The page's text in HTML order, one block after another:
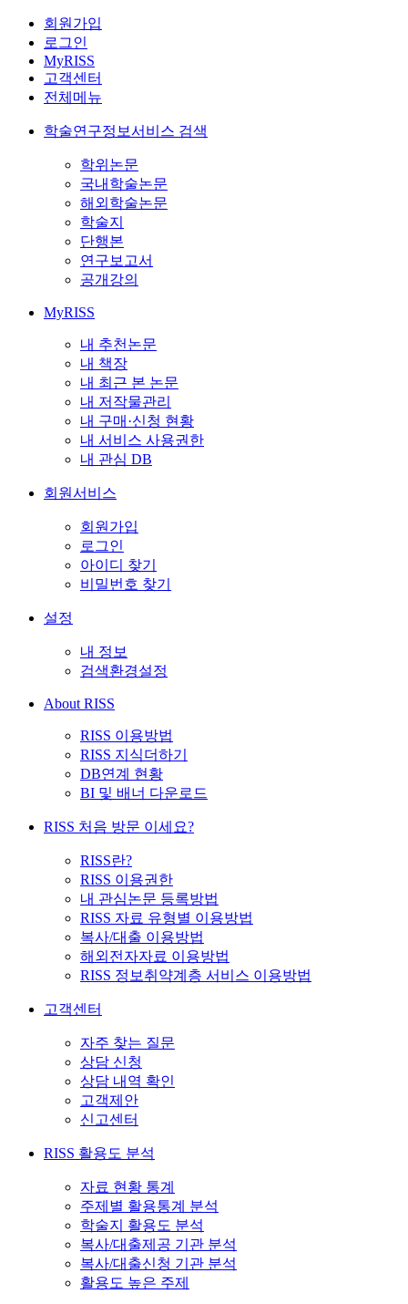
회원가입
로그인
MyRISS
고객센터
전체메뉴
학술연구정보서비스 검색
학위논문
국내학술논문
해외학술논문
학술지
단행본
연구보고서
공개강의
MyRISS
내 추천논문
내 책장
내 최근 본 논문
내 저작물관리
내 구매·신청 현황
내 서비스 사용권한
내 관심 DB
회원서비스
회원가입
로그인
아이디 찾기
비밀번호 찾기
설정
내 정보
검색환경설정
About RISS
RISS 이용방법
RISS 지식더하기
DB연계 현황
BI 및 배너 다운로드
RISS 처음 방문 이세요?
RISS란?
RISS 이용권한
내 관심논문 등록방법
RISS 자료 유형별 이용방법
복사/대출 이용방법
해외전자자료 이용방법
RISS 정보취약계층 서비스 이용방법
고객센터
자주 찾는 질문
상담 신청
상담 내역 확인
고객제안
신고센터
RISS 활용도 분석
자료 현황 통계
주제별 활용통계 분석
학술지 활용도 분석
복사/대출제공 기관 분석
복사/대출신청 기관 분석
활용도 높은 주제